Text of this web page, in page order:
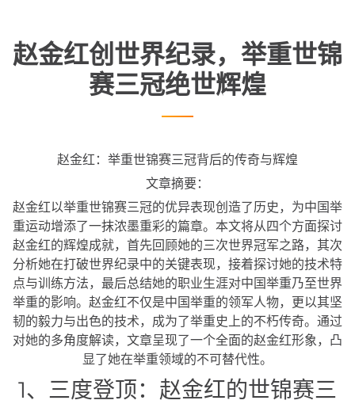
赵金红创世界纪录，举重世锦
赛三冠绝世辉煌
赵金红：举重世锦赛三冠背后的传奇与辉煌
文章摘要：
赵金红以举重世锦赛三冠的优异表现创造了历史，为中国举
重运动增添了一抹浓墨重彩的篇章。本文将从四个方面探讨
赵金红的辉煌成就，首先回顾她的三次世界冠军之路，其次
分析她在打破世界纪录中的关键表现，接着探讨她的技术特
点与训练方法，最后总结她的职业生涯对中国举重乃至世界
举重的影响。赵金红不仅是中国举重的领军人物，更以其坚
韧的毅力与出色的技术，成为了举重史上的不朽传奇。通过
对她的多角度解读，文章呈现了一个全面的赵金红形象，凸
显了她在举重领域的不可替代性。
1、三度登顶：赵金红的世锦赛三